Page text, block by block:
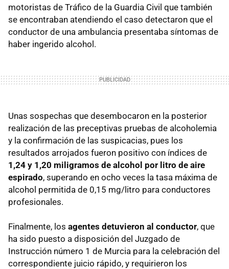
motoristas de Tráfico de la Guardia Civil que también
se encontraban atendiendo el caso detectaron que el
conductor de una ambulancia presentaba síntomas de
haber ingerido alcohol.
Unas sospechas que desembocaron en la posterior
realización de las preceptivas pruebas de alcoholemia
y la confirmación de las suspicacias, pues los
resultados arrojados fueron positivo con índices de
1,24 y 1,20 miligramos de alcohol por litro de aire
espirado, superando en ocho veces la tasa máxima de
alcohol permitida de 0,15 mg/litro para conductores
profesionales.
Finalmente, los agentes detuvieron al conductor, que
ha sido puesto a disposición del Juzgado de
Instrucción número 1 de Murcia para la celebración del
correspondiente juicio rápido, y requirieron los